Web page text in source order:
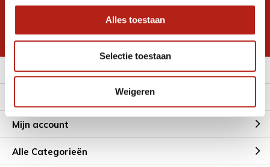
Alles toestaan
Selectie toestaan
Weigeren
Inschrijven voor
* Lees hier de wettelijke beperkingen
Meer informatie
Mijn account
Alle Categorieën